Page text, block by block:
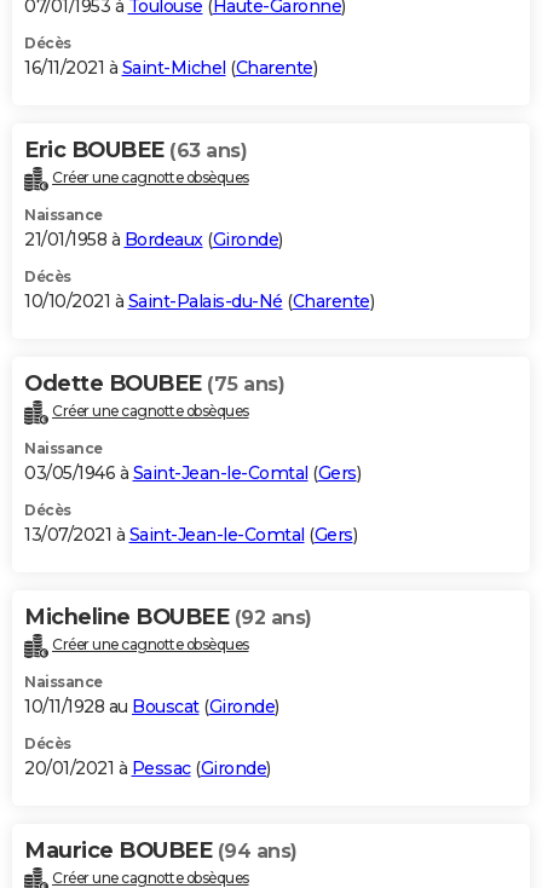
07/01/1953 à Toulouse ( Haute-Garonne)
Décès
16/11/2021 à Saint-Michel (Charente)
Eric BOUBEE (63 ans)
Créer une cagnotte obsèques
Naissance
21/01/1958 à Bordeaux(Gironde)
Décès
10/10/2021 à Saint-Palais-du-Né (Charente)
Odette BOUBEE (75 ans)
Créer une cagnotte obsèques
Naissance
03/05/1946 à Saint-Jean-le-Comtal (Gers)
Décès
13/07/2021 à Saint-Jean-le-Comtal (Gers)
Micheline BOUBEE (92 ans)
Créer une cagnotte obsèques
Naissance
10/11/1928 au Bouscat(Gironde)
Décès
20/01/2021 à Pessac(Gironde)
Maurice BOUBEE (94 ans)
Créer une cagnotte obsèques